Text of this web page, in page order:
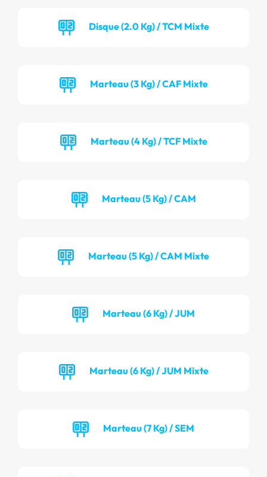
Disque (2.0 Kg) / TCM Mixte
Marteau (3 Kg) / CAF Mixte
Marteau (4 Kg) / TCF Mixte
Marteau (5 Kg) / CAM
Marteau (5 Kg) / CAM Mixte
Marteau (6 Kg) / JUM
Marteau (6 Kg) / JUM Mixte
Marteau (7 Kg) / SEM